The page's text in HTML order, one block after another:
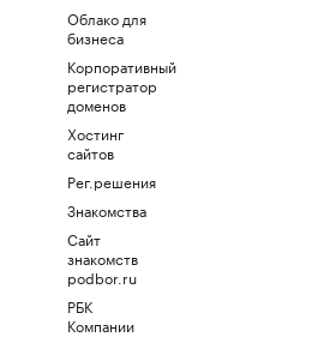
Облако для
бизнеса
Корпоративный
регистратор
доменов
Хостинг
сайтов
Рег.решения
Знакомства
Сайт
знакомств
podbor.ru
РБК
Компании